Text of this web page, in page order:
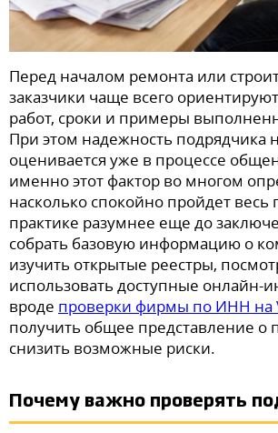
Перед началом ремонта или
заказчики чаще всего
работ, сроки и примеры
При этом надежность подрядчика
оценивается уже в процессе
именно этот фактор во многом
насколько спокойно пройдет весь
практике разумнее еще до
собрать базовую информацию о
изучить открытые реестры,
использовать доступные онлайн-
вроде проверки фирмы по ИНН на
получить общее представление о
снизить возможные риски.
Почему важно проверять